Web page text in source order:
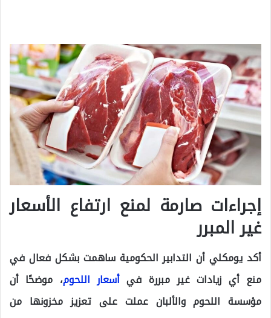
إجراءات صارمة لمنع ارتفاع الأسعار
غير المبرر
أكد يومكلي أن التدابير الحكومية ساهمت بشكل فعال في
منع أي زيادات غير مبررة في أسعار اللحوم، موضحًا أن
مؤسسة اللحوم والألبان عملت على تعزيز مخزونها من